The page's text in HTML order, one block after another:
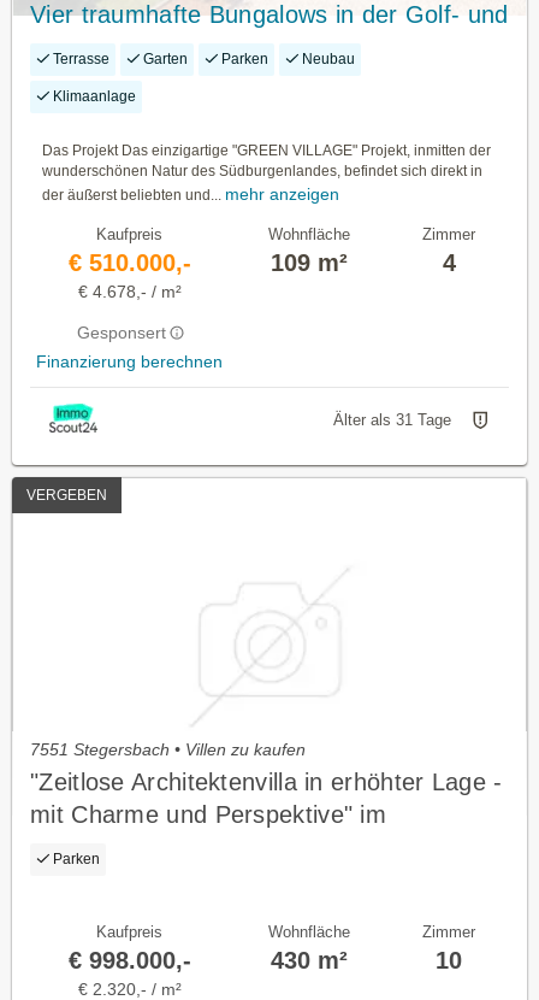
Vier traumhafte Bungalows in der Golf- und
Thermenregion Stegersbach!
Terrasse Garten Parken Neubau
Klimaanlage
Das Projekt Das einzigartige "GREEN VILLAGE" Projekt, inmitten der
wunderschönen Natur des Südburgenlandes, befindet sich direkt in
der äußerst beliebten und... mehr anzeigen
Kaufpreis
€ 510.000,-
€ 4.678,- / m²
Gesponsert
Finanzierung berechnen
Wohnfläche
109 m²
Zimmer
4
Älter als 31 Tage
VERGEBEN
7551 Stegersbach • Villen zu kaufen
"Zeitlose Architektenvilla in erhöhter Lage -
mit Charme und Perspektive" im
Südburgenland
Parken
Kaufpreis
€ 998.000,-
€ 2.320,- / m²
Wohnfläche
430 m²
Zimmer
10